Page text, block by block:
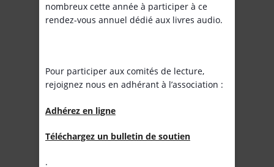
nombreux cette année à participer à ce
rendez-vous annuel dédié aux livres audio.
Pour participer aux comités de lecture,
rejoignez nous en adhérant à l’association :
Adhérez en ligne
Téléchargez un bulletin de soutien
.